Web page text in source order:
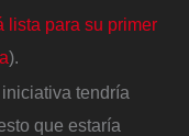
lista para su primer
).
tendría
que estaría